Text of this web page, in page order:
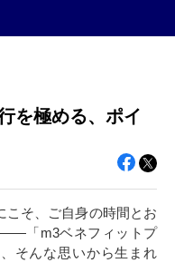
を極める、ポイ
こそ、ご自身の時間とお
「m3ベネフィットプ
そんな思いから生まれ